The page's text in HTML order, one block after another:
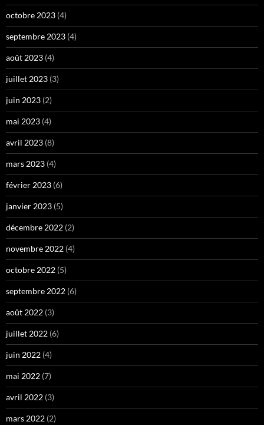
octobre 2023 (4)
septembre 2023 (4)
août 2023 (4)
juillet 2023 (3)
juin 2023 (2)
mai 2023 (4)
avril 2023 (8)
mars 2023 (4)
février 2023 (6)
janvier 2023 (5)
décembre 2022 (2)
novembre 2022 (4)
octobre 2022 (5)
septembre 2022 (6)
août 2022 (3)
juillet 2022 (6)
juin 2022 (4)
mai 2022 (7)
avril 2022 (3)
mars 2022 (2)